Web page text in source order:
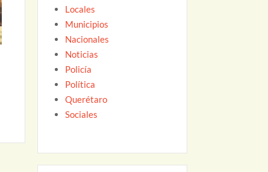
Locales
Municipios
Nacionales
Noticias
Policía
Política
Querétaro
Sociales